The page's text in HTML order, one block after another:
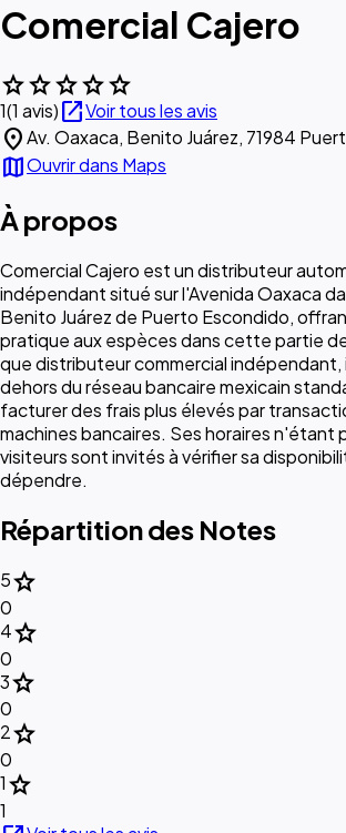
Comercial Cajero
starstarstarstarstar
1(1 avis)open_in_newVoir tous les avis
location_onAv. Oaxaca, Benito Juárez, 71984
mapOuvrir dans Maps
À propos
Comercial Cajero est un distributeur
indépendant situé sur l'Avenida Oaxaca
Benito Juárez de Puerto Escondido,
pratique aux espèces dans cette partie
que distributeur commercial
dehors du réseau bancaire mexicain
facturer des frais plus élevés par
machines bancaires. Ses horaires n'étant
visiteurs sont invités à vérifier sa
dépendre.
Répartition des Notes
5star
0
4star
0
3star
0
2star
0
1star
1